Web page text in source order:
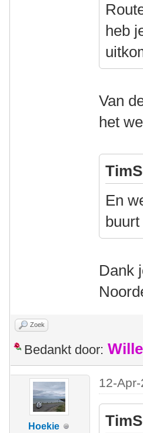
heb
Van
het
En
Dank
Zoek
Bedankt door:
Hoekie
12-